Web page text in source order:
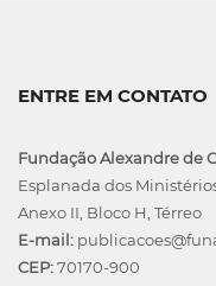
ENTRE EM CONTATO
Fundação Alexandre de
Esplanada dos
Anexo II, Bloco H, Térreo
E-mail:
CEP:70170-900